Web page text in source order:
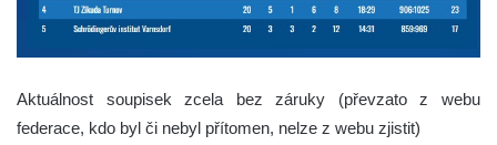
Aktuálnost soupisek zcela bez záruky (převzato z webu
federace, kdo byl či nebyl přítomen, nelze z webu zjistit)